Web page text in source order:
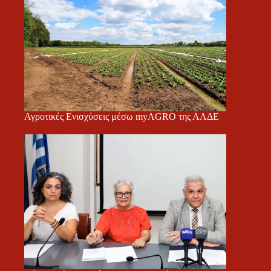
Αγροτικές Ενισχύσεις μέσω myAGRO της ΑΑΔΕ